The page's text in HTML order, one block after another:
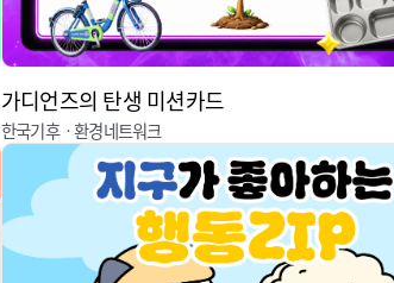
가디언즈의 탄생 미션카드
한국기후ㆍ환경네트워크